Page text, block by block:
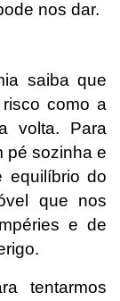
nos dar.
saiba que
como a
volta. Para
pé sozinha e
equilíbrio do
que nos
e de
tentarmos